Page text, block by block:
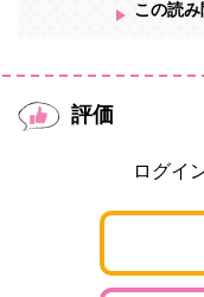
この読
評価
ログイ